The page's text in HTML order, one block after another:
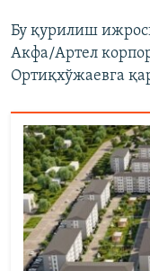
Бу қурилиш
Акфа/Артел
Ортиқхўжаевга